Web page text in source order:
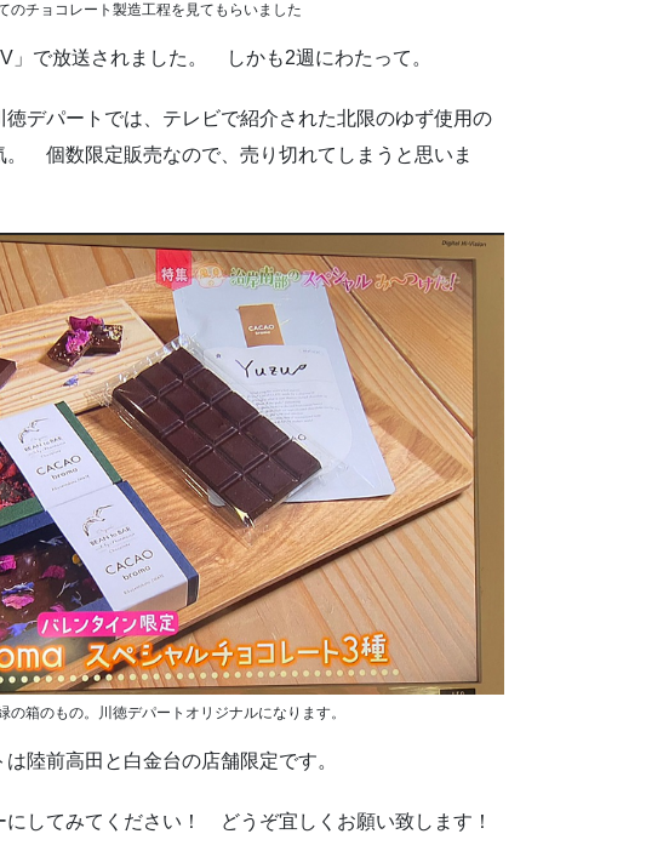
のチョコレート製造工程を見てもらいました
」で放送されました。 しかも2週にわたって。
デパートでは、テレビで紹介された北限のゆず使用の
。 個数限定販売なので、売り切れてしまうと思いま
箱のもの。川徳デパートオリジナルになります。
陸前高田と白金台の店舗限定です。
してみてください！ どうぞ宜しくお願い致します！